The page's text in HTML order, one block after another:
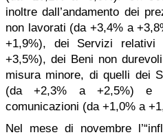
inoltre dall’andamento dei
non lavorati (da +3,4% a
+1,9%), dei Servizi
+3,5%), dei Beni non
misura minore, di quelli dei
(da +2,3% a +2,5%) e
comunicazioni (da +1,0% a
Nel mese di novembre